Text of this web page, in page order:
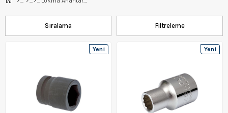
Filtreleme
Sıralama
Yeni
Yeni